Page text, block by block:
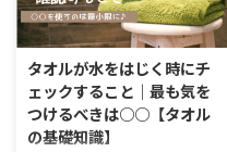
の目安となるでしょう。もし、お
気に入りのタオルが一覧にあれ
ば、それに近い密度のものを選ぶ
と近い特徴のものが見つかりやす
いです。同じ密度やタイプの中
で、点数の高いものを選んでみる
と、吸水力や毛羽落ちの少なさの
タオルが水をはじく時にチ
ェックすること｜最も気を
つけるべきは○○【タオル
の基礎知識】